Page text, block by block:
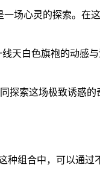
场心灵的探索。在
天白色旗袍的动感
探索这场极致诱惑
种组合中，可以通过